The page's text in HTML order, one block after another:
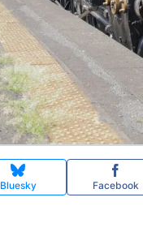
Bluesky Facebook